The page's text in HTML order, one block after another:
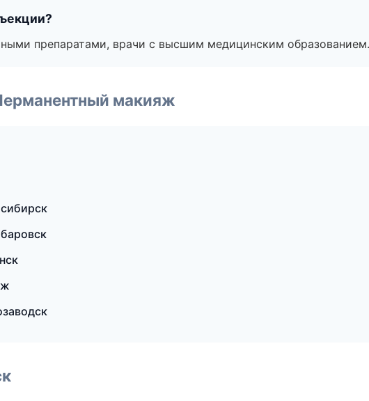
препаратами, врачи с высшим медицинским образованием.
макияж